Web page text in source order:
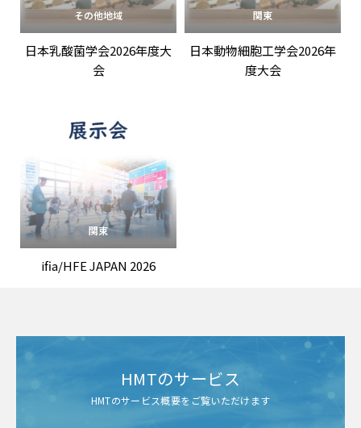
その他地域
日本乳酸菌学会2026年度大
会
関東
日本動物細胞工学会2026年
度大会
関東
ifia/HFE JAPAN 2026
HMTのサービス
HMTのサービス概要をご覧いただけます